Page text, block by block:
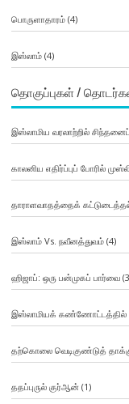
பொருளாதாரம்(4)
இஸ்லாம்(4)
தொகுப்புகள் /
இஸ்லாமிய வரலாற்றில்
காலனிய எதிர்ப்புப் போரில்
தாராளவாதத்தைக்
இஸ்லாம் Vs. நவீனத்துவம்(4)
ஹிஜாப்: ஒரு பன்முகப் பார்வை
இஸ்லாமியக் கண்ணோட்டத்தில்
தற்கொலை வெடிகுண்டுத்
ததப்புருல் குர்ஆன் (1)